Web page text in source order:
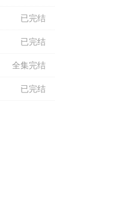
已完结
已完结
全集完结
已完结